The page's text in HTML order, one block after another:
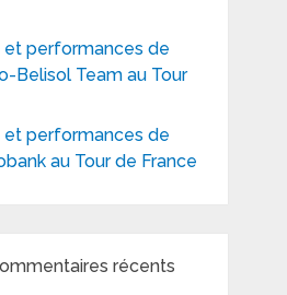
et performances de
Belisol Team au Tour
et performances de
au Tour de France
récents